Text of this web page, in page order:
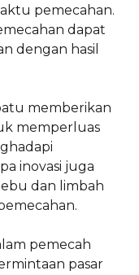
pemecahan.
dapat
dengan hasil
memberikan
memperluas
inovasi juga
dan limbah
pemecah
pasar